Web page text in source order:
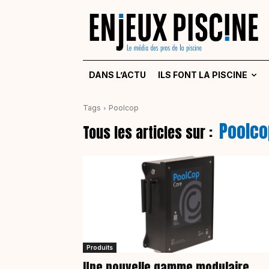
DANS L’ACTU ILS FONT LA PISCINE
Tags Poolcop
Tous les articles sur :
Produits